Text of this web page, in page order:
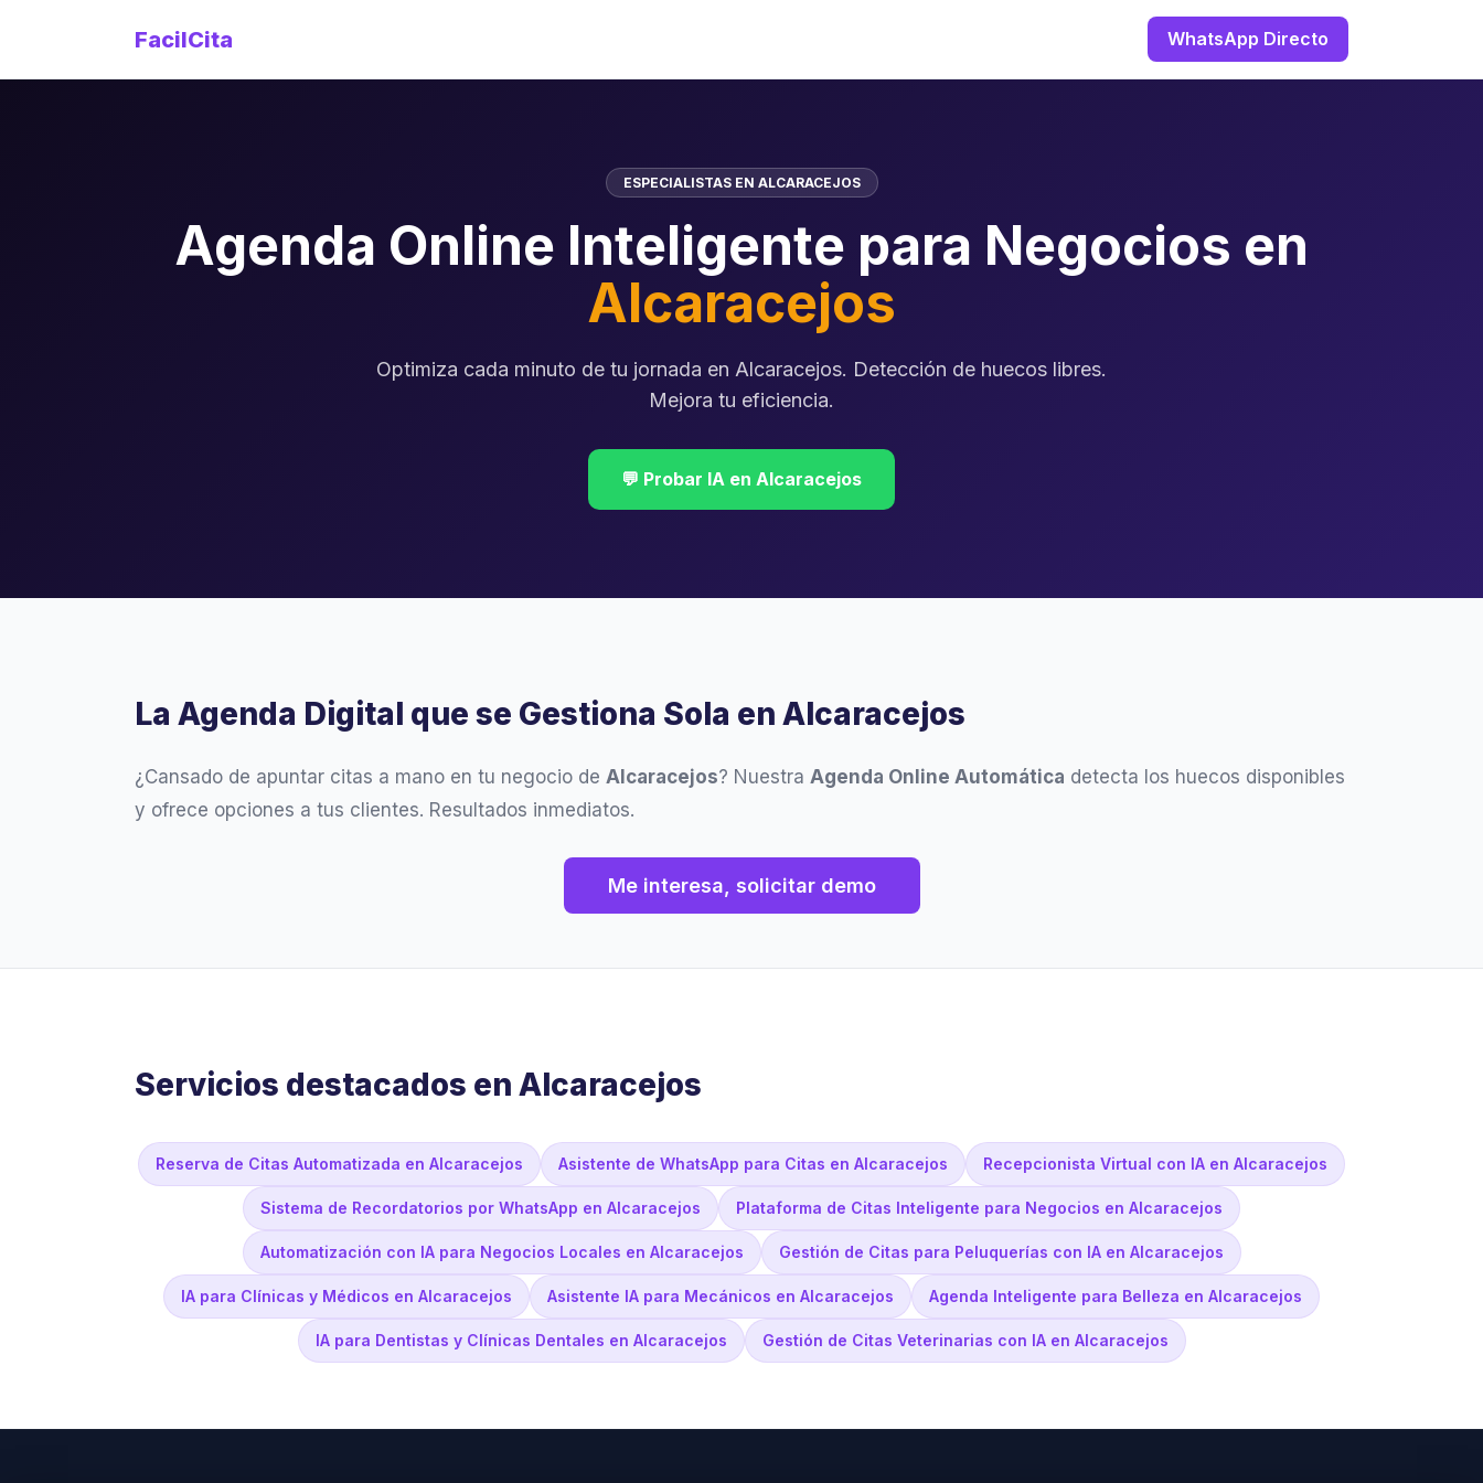
FacilCita WhatsApp Directo
ESPECIALISTAS EN ALCARACEJOS
Agenda Online Inteligente para Negocios en
Alcaracejos
Optimiza cada minuto de tu jornada en Alcaracejos. Detección de huecos libres.
Mejora tu eficiencia.
💬 Probar IA en Alcaracejos
La Agenda Digital que se Gestiona Sola en Alcaracejos
¿Cansado de apuntar citas a mano en tu negocio de Alcaracejos? Nuestra Agenda Online Automática detecta los huecos disponibles
y ofrece opciones a tus clientes. Resultados inmediatos.
Me interesa, solicitar demo
Servicios destacados en Alcaracejos
Reserva de Citas Automatizada en Alcaracejos Asistente de WhatsApp para Citas en Alcaracejos Recepcionista Virtual con IA en Alcaracejos
Sistema de Recordatorios por WhatsApp en Alcaracejos Plataforma de Citas Inteligente para Negocios en Alcaracejos
Automatización con IA para Negocios Locales en Alcaracejos Gestión de Citas para Peluquerías con IA en Alcaracejos
IA para Clínicas y Médicos en Alcaracejos Asistente IA para Mecánicos en Alcaracejos Agenda Inteligente para Belleza en Alcaracejos
IA para Dentistas y Clínicas Dentales en Alcaracejos Gestión de Citas Veterinarias con IA en Alcaracejos